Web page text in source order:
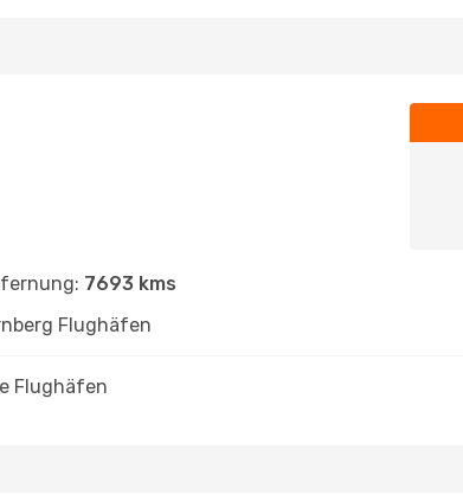
7693 kms
Flughäfen
Flughäfen